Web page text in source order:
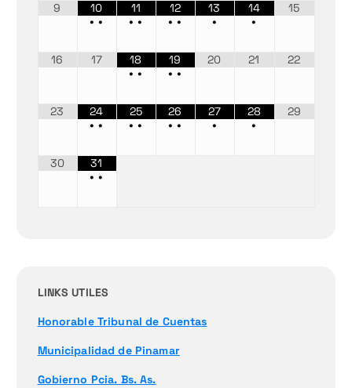
9
10
••
11
••
12
••
13
•
14
•
15
16 17
18
••
19
••
20 21 22
23
24
••
25
••
26
••
27
•
28
•
29
30
31
••
LINKS UTILES
Honorable Tribunal de Cuentas
Municipalidad de Pinamar
Gobierno Pcia. Bs. As.